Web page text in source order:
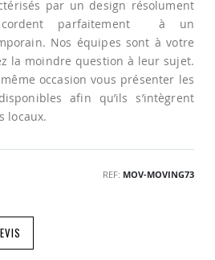
par un design résolument
parfaitement à un
Nos équipes sont à votre
la moindre question à leur sujet.
occasion vous présenter les
afin qu’ils s’intègrent
locaux.
REF MOV-MOVING73